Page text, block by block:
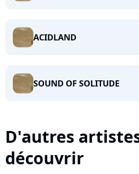
ACIDLAND
SOUND OF SOLITUDE
D'autres
découvrir